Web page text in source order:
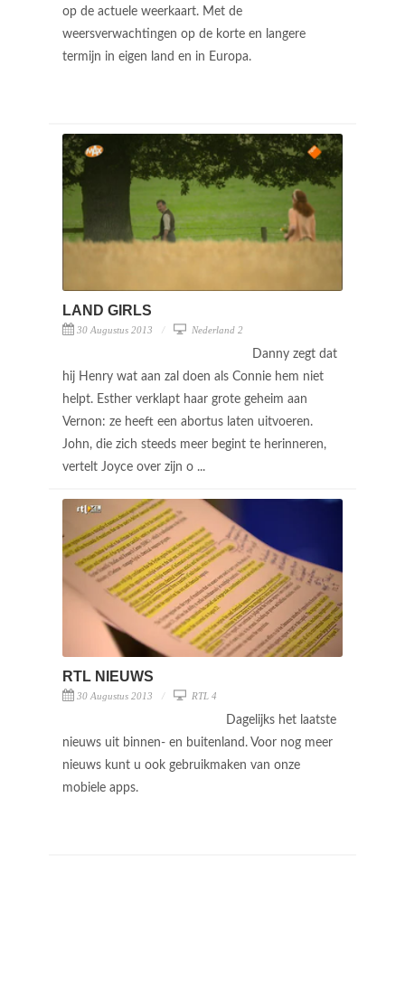
op de actuele weerkaart. Met de
weersverwachtingen op de korte en langere
termijn in eigen land en in Europa.
LAND GIRLS
30 Augustus 2013 Nederland 2
Danny zegt dat
hij Henry wat aan zal doen als Connie hem niet
helpt. Esther verklapt haar grote geheim aan
Vernon: ze heeft een abortus laten uitvoeren.
John, die zich steeds meer begint te herinneren,
vertelt Joyce over zijn o ...
RTL NIEUWS
30 Augustus 2013 RTL 4
Dagelijks het laatste
nieuws uit binnen- en buitenland. Voor nog meer
nieuws kunt u ook gebruikmaken van onze
mobiele apps.